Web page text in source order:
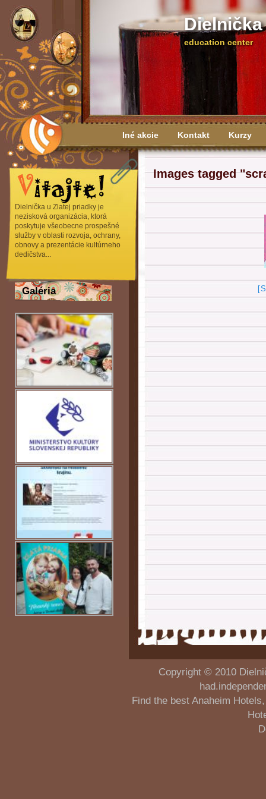
education center
Iné akcie Kontakt
Kurzy
Výročné správy
Dielnička u Zlatej priadky je
nezisková organizácia, ktorá
poskytuje všeobecne prospešné
služby v oblasti rozvoja, ochrany,
obnovy a prezentácie kultúrneho
dedičstva...
Galéria
Images tagged
Copyright © 2010
Find the best Anaheim Hotels